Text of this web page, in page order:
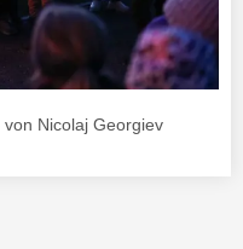
Nicolaj Georgiev